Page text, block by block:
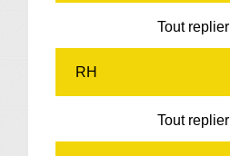
Tout replier
RH
Tout replier